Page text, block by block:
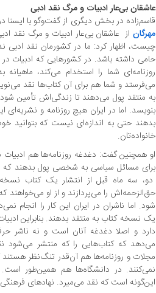
عاشقان بی‌عار ادبیات و مرگ نقد ادبی
قاسم‌زاده در بخش دیگری از گفت‌وگو با ایسنا
مهرگان از عاشقان بی‌عار ادبیات و مرگ نقد
چیست، اظهار کرد: ما در کشورمان نقد ادبی
حامی داشته باشد. در کشورهایی که ادبیات
روزنامه‌ای شما را استخدام می‌کند،
می‌فرستد و شما هم برای آن کتاب‌ها نقد
به منتقد پول می‌دهند تا زندگی‌اش تأمین
بنویسد. اما در ایران هیچ روزنامه و نشریه‌ای
بدهند حتی به اندازه‌ای نیست که بتوانید
خانواده‌تان.
او همچنین گفت: دغدغه روزنامه‌ها هم
برای مسائل سیاسی به شخصی پول بدهند که
دو، سه ماه قبل از انتشار یک کتاب
حق‌الزحمه‌اش را می‌پردازند و از او می‌خواهند
شود. اما ناشران در ایران این کار را انجام
یک نسخه کتاب به منتقد بدهند. بنابراین
دارد و اصلا دغدغه آنان است و نه ناشر
می‌دهد که کتاب‌هایی را که منتشر می‌شود
مجلات و روزنامه‌ها هم آن‌قدر تنگ‌نظر
نمی‌کنند. در دانشگاه‌ها هم همین‌طور
این‌گونه است که نقد می‌میرد. نهادهای